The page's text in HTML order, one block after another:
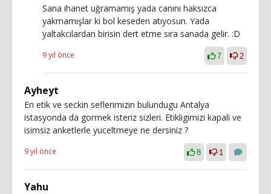
Sana ihanet uğramamış yada canını haksızca
yakmamışlar ki bol keseden atıyosun. Yada
yaltakcılardan birisin dert etme sıra sanada gelir. :D
9 yıl önce 7 2
Ayheyt
En etik ve seckin seflerimizin bulundugu Antalya
istasyonda da gormek isteriz sizleri. Etikligimizi kapali ve
isimsiz anketlerle yuceltmeye ne dersiniz ?
9 yıl önce 8 1
Yahu